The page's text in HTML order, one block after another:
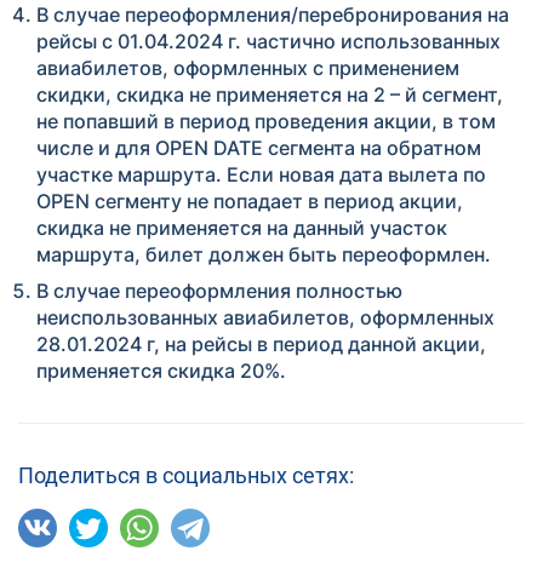
В случае переоформления/перебронирования на
рейсы с 01.04.2024 г. частично использованных
авиабилетов, оформленных с применением
скидки, скидка не применяется на 2 – й сегмент,
не попавший в период проведения акции, в том
числе и для OPEN DATE сегмента на обратном
участке маршрута. Если новая дата вылета по
OPEN сегменту не попадает в период акции,
скидка не применяется на данный участок
маршрута, билет должен быть переоформлен.
В случае переоформления полностью
неиспользованных авиабилетов, оформленных
28.01.2024 г, на рейсы в период данной акции,
применяется скидка 20%.
Поделиться в социальных сетях: